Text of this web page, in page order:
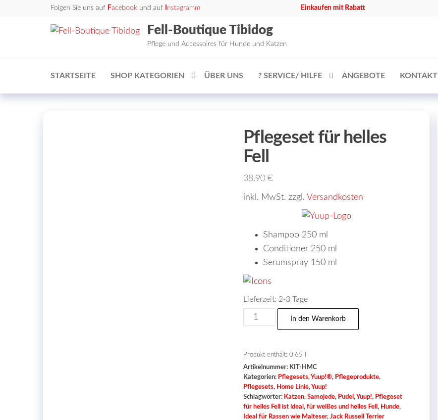
Folgen Sie uns auf Facebook und auf nstagramm Einkaufen mit Rabatt
Fell-Boutique Tibidog
Pflege und Accessoires für Hunde und Katzen
STARTSEITE SHOP KATEGORIEN ÜBER UNS ? SERVICE/ HILFE ANGEBOTE KONTAKT
Pflegeset für helles
Fell
38,90 €
inkl. MwSt. zzgl. Versandkosten
Shampoo 250 ml
Conditioner 250 ml
Serumspray 150 ml
Lieferzeit: 2-3 Tage
Pflegeset
für
Fell
Menge
In den Warenkorb
Produkt enthält: 0,65
Artikelnummer: KIT-HMC
Kategorien: Pflegesets,Yuup!®, Pflegeprodukte,
Pflegesets, Home Linie,Yuup!
Schlagwörter: Katzen, Samojede, Pudel ,Yuup!, Pflegeset
für helles Fell ist ideal , für weißes und helles Fell , Hunde,
Ideal für Rassen wie Malteser, Jack Russell Terrier